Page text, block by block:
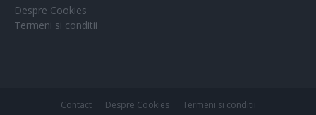
Despre Cookies
Termeni si conditii
Contact Despre Cookies Termeni si conditii